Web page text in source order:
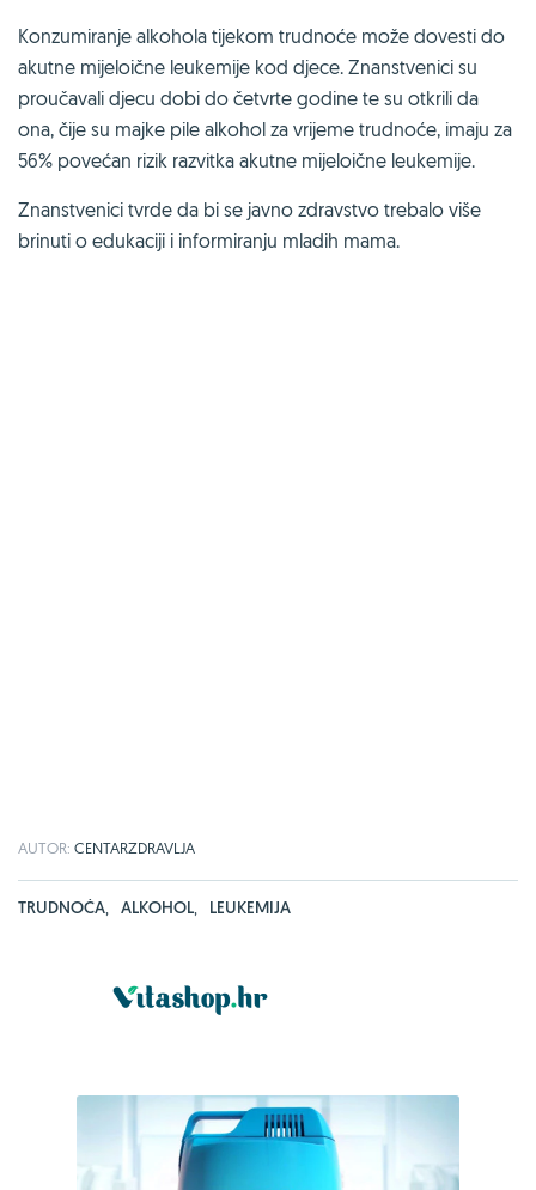
Konzumiranje alkohola tijekom trudnoće može dovesti do
akutne mijeloične leukemije kod djece. Znanstvenici su
proučavali djecu dobi do četvrte godine te su otkrili da
ona, čije su majke pile alkohol za vrijeme trudnoće, imaju za
56% povećan rizik razvitka akutne mijeloične leukemije.
Znanstvenici tvrde da bi se javno zdravstvo trebalo više
brinuti o edukaciji i informiranju mladih mama.
AUTOR: CENTARZDRAVLJA
TRUDNOĆA, ALKOHOL, LEUKEMIJA